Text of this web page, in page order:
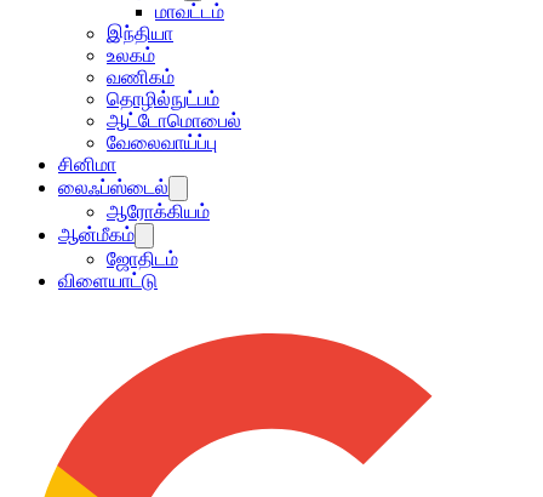
மாவட்டம்
இந்தியா
உலகம்
வணிகம்
தொழில்நுட்பம்
ஆட்டோமொபைல்
வேலைவாய்ப்பு
சினிமா
லைஃப்ஸ்டைல்
ஆரோக்கியம்
ஆன்மீகம்
ஜோதிடம்
விளையாட்டு